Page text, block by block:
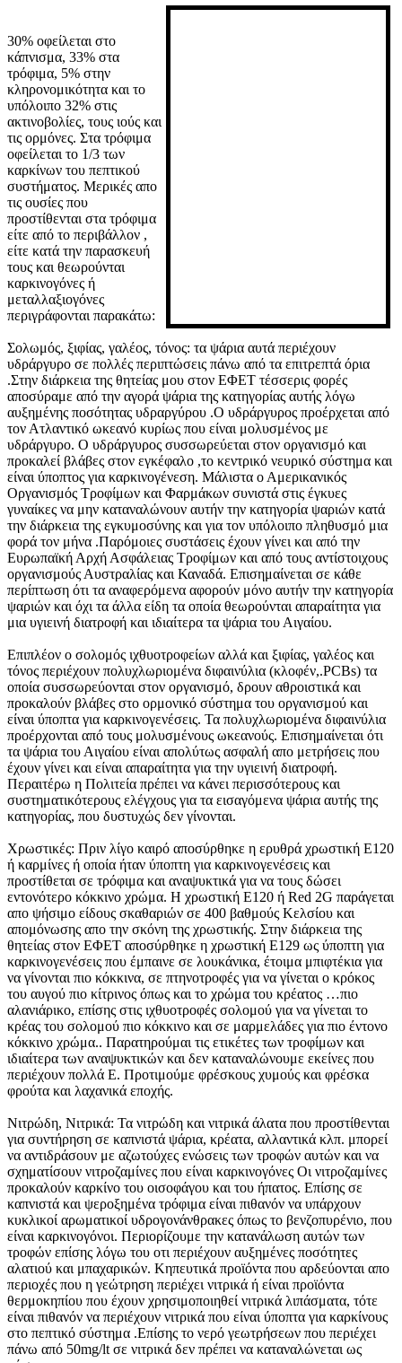
30% οφείλεται στο
κάπνισμα, 33% στα
τρόφιμα, 5% στην
κληρονομικότητα και το
υπόλοιπο 32% στις
ακτινοβολίες, τους ιούς και
τις ορμόνες. Στα τρόφιμα
οφείλεται το 1/3 των
καρκίνων του πεπτικού
συστήματος. Μερικές απο
τις ουσίες που
προστίθενται στα τρόφιμα
είτε από το περιβάλλον ,
είτε κατά την παρασκευή
τους και θεωρούνται
καρκινογόνες ή
μεταλλαξιογόνες
περιγράφονται παρακάτω:
Σολωμός, ξιφίας, γαλέος, τόνος: τα ψάρια αυτά περιέχουν
υδράργυρο σε πολλές περιπτώσεις πάνω από τα επιτρεπτά όρια
.Στην διάρκεια της θητείας μου στον ΕΦΕΤ τέσσερις φορές
αποσύραμε από την αγορά ψάρια της κατηγορίας αυτής λόγω
αυξημένης ποσότητας υδραργύρου .Ο υδράργυρος προέρχεται από
τον Ατλαντικό ωκεανό κυρίως που είναι μολυσμένος με
υδράργυρο. Ο υδράργυρος συσσωρεύεται στον οργανισμό και
προκαλεί βλάβες στον εγκέφαλο ,το κεντρικό νευρικό σύστημα και
είναι ύποπτος για καρκινογένεση. Μάλιστα ο Αμερικανικός
Οργανισμός Τροφίμων και Φαρμάκων συνιστά στις έγκυες
γυναίκες να μην καταναλώνουν αυτήν την κατηγορία ψαριών κατά
την διάρκεια της εγκυμοσύνης και για τον υπόλοιπο πληθυσμό μια
φορά τον μήνα .Παρόμοιες συστάσεις έχουν γίνει και από την
Ευρωπαϊκή Αρχή Ασφάλειας Τροφίμων και από τους αντίστοιχους
οργανισμούς Αυστραλίας και Καναδά. Επισημαίνεται σε κάθε
περίπτωση ότι τα αναφερόμενα αφορούν μόνο αυτήν την κατηγορία
ψαριών και όχι τα άλλα είδη τα οποία θεωρούνται απαραίτητα για
μια υγιεινή διατροφή και ιδιαίτερα τα ψάρια του Αιγαίου.
Επιπλέον ο σολομός ιχθυοτροφείων αλλά και ξιφίας, γαλέος και
τόνος περιέχουν πολυχλωριομένα διφαινύλια (κλοφέν,.PCBs) τα
οποία συσσωρεύονται στον οργανισμό, δρουν αθροιστικά και
προκαλούν βλάβες στο ορμονικό σύστημα του οργανισμού και
είναι ύποπτα για καρκινογενέσεις. Τα πολυχλωριομένα διφαινύλια
προέρχονται από τους μολυσμένους ωκεανούς. Επισημαίνεται ότι
τα ψάρια του Αιγαίου είναι απολύτως ασφαλή απο μετρήσεις που
έχουν γίνει και είναι απαραίτητα για την υγιεινή διατροφή.
Περαιτέρω η Πολιτεία πρέπει να κάνει περισσότερους και
συστηματικότερους ελέγχους για τα εισαγόμενα ψάρια αυτής της
κατηγορίας, που δυστυχώς δεν γίνονται.
Χρωστικές: Πριν λίγο καιρό αποσύρθηκε η ερυθρά χρωστική Ε120
ή καρμίνες ή οποία ήταν ύποπτη για καρκινογενέσεις και
προστίθεται σε τρόφιμα και αναψυκτικά για να τους δώσει
εντονότερο κόκκινο χρώμα. Η χρωστική Ε120 ή Red 2G παράγεται
απο ψήσιμο είδους σκαθαριών σε 400 βαθμούς Κελσίου και
απομόνωσης απο την σκόνη της χρωστικής. Στην διάρκεια της
θητείας στον ΕΦΕΤ αποσύρθηκε η χρωστική Ε129 ως ύποπτη για
καρκινογενέσεις που έμπαινε σε λουκάνικα, έτοιμα μπιφτέκια για
να γίνονται πιο κόκκινα, σε πτηνοτροφές για να γίνεται ο κρόκος
του αυγού πιο κίτρινος όπως και το χρώμα του κρέατος …πιο
αλανιάρικο, επίσης στις ιχθυοτροφές σολομού για να γίνεται το
κρέας του σολομού πιο κόκκινο και σε μαρμελάδες για πιο έντονο
κόκκινο χρώμα.. Παρατηρούμαι τις ετικέτες των τροφίμων και
ιδιαίτερα των αναψυκτικών και δεν καταναλώνουμε εκείνες που
περιέχουν πολλά Ε. Προτιμούμε φρέσκους χυμούς και φρέσκα
φρούτα και λαχανικά εποχής.
Νιτρώδη, Νιτρικά: Τα νιτρώδη και νιτρικά άλατα που προστίθενται
για συντήρηση σε καπνιστά ψάρια, κρέατα, αλλαντικά κλπ. μπορεί
να αντιδράσουν με αζωτούχες ενώσεις των τροφών αυτών και να
σχηματίσουν νιτροζαμίνες που είναι καρκινογόνες Οι νιτροζαμίνες
προκαλούν καρκίνο του οισοφάγου και του ήπατος. Επίσης σε
καπνιστά και ψεροξημένα τρόφιμα είναι πιθανόν να υπάρχουν
κυκλικοί αρωματικοί υδρογονάνθρακες όπως το βενζοπυρένιο, που
είναι καρκινογόνοι. Περιορίζουμε την κατανάλωση αυτών των
τροφών επίσης λόγω του οτι περιέχουν αυξημένες ποσότητες
αλατιού και μπαχαρικών. Κηπευτικά προϊόντα που αρδεύονται απο
περιοχές που η γεώτρηση περιέχει νιτρικά ή είναι προϊόντα
θερμοκηπίου που έχουν χρησιμοποιηθεί νιτρικά λιπάσματα, τότε
είναι πιθανόν να περιέχουν νιτρικά που είναι ύποπτα για καρκίνους
στο πεπτικό σύστημα .Επίσης το νερό γεωτρήσεων που περιέχει
πάνω από 50mg/lt σε νιτρικά δεν πρέπει να καταναλώνεται ως